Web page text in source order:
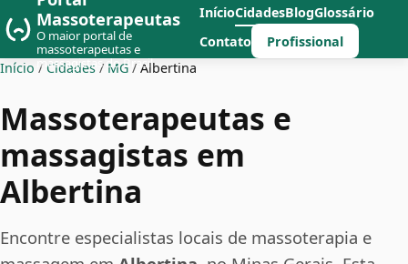
Massoterapeutas
O maior portal de
massoterapeutas e
massagistas do Brasil
InícioCidadesBlogGlossário
Contato
Profissional
Início / Cidades / MG / Albertina
Massoterapeutas e
massagistas em
Albertina
Encontre especialistas locais de massoterapia e